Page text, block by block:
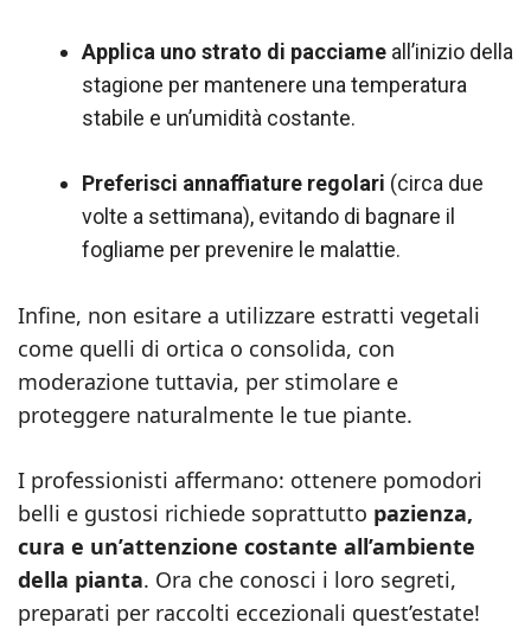
Applica uno strato di pacciame all’inizio della
stagione per mantenere una temperatura
stabile e un’umidità costante.
Preferisci annaffiature regolari (circa due
volte a settimana), evitando di bagnare il
fogliame per prevenire le malattie.
Infine, non esitare a utilizzare estratti vegetali
come quelli di ortica o consolida, con
moderazione tuttavia, per stimolare e
proteggere naturalmente le tue piante.
I professionisti affermano: ottenere pomodori
belli e gustosi richiede soprattutto pazienza,
cura e un’attenzione costante all’ambiente
della pianta. Ora che conosci i loro segreti,
preparati per raccolti eccezionali quest’estate!